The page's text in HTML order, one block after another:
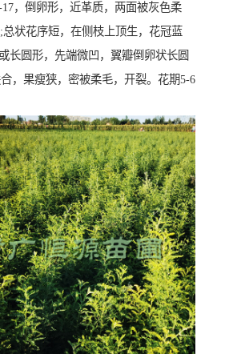
，倒卵形，近革质，两面被灰色柔
总状花序短，在侧枝上顶生，花冠蓝
长圆形，先端微凹，翼瓣倒卵状长圆
，果瘦狭，密被柔毛，开裂。花期5-6